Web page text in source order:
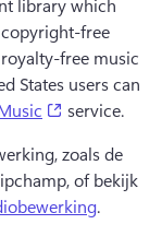
library which
free
free music
new tab)
States users can
(opens in a
service.
zoals de
of bekijk
.